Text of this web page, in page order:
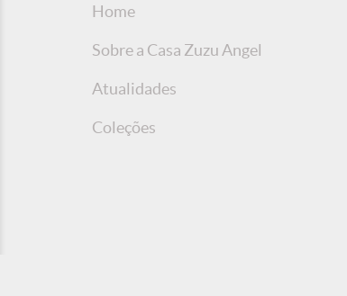
Home
Sobre a Casa Zuzu Angel
Atualidades
Coleções